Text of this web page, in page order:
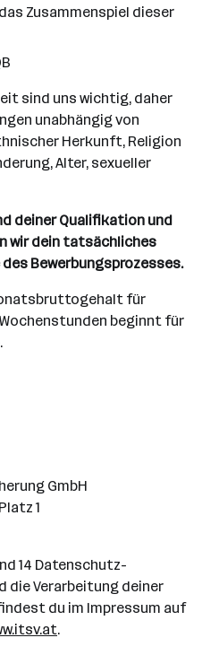
Zusammenspiel dieser
sind uns wichtig, daher
unabhängig von
Herkunft, Religion
Alter, sexueller
deiner Qualifikation und
wir dein tatsächliches
Bewerbungsprozesses.
für
beginnt für
GmbH
1
14 Datenschutz-
die Verarbeitung deiner
du im Impressum auf
.